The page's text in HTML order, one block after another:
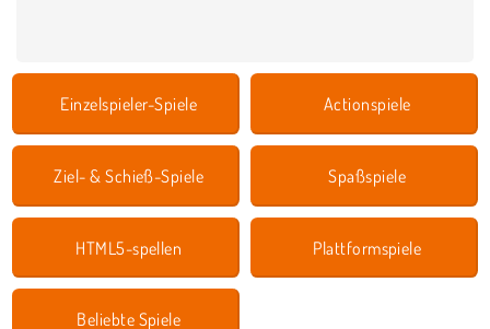
Einzelspieler-Spiele Actionspiele
Ziel- & Schieß-Spiele Spaßspiele
HTML5-spellen Plattformspiele
Beliebte Spiele